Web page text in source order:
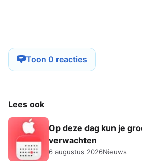
Toon 0 reacties
Lees ook
Op deze dag kun je
verwachten
6 augustus 2026Nieuws